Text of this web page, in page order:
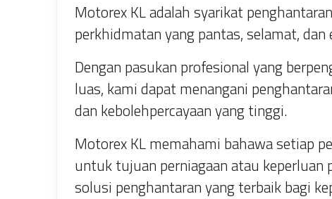
Motorex KL adalah syarikat
perkhidmatan yang pantas, selamat,
Dengan pasukan profesional yang
luas, kami dapat menangani
dan kebolehpercayaan yang tinggi.
Motorex KL memahami bahawa setiap
untuk tujuan perniagaan atau keperluan
solusi penghantaran yang terbaik bagi